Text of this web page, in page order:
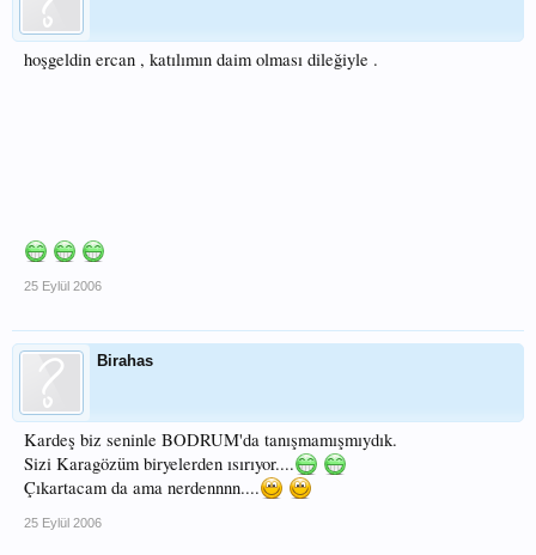
hoşgeldin ercan , katılımın daim olması dileğiyle .
25 Eylül 2006
Birahas
Kardeş biz seninle BODRUM'da tanışmamışmıydık.
Sizi Karagözüm biryelerden ısırıyor....
Çıkartacam da ama nerdennnn....
25 Eylül 2006